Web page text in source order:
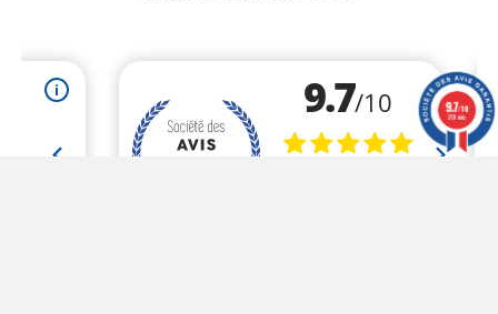
BOBINE ETIQUETTES
VIERGE 40X70MM / PAPIER
MAT / BOBINE ÉCHENILLÉE
DE 2000 ÉTIQUETTES GS
50,00 €
9.7/10
201 avis